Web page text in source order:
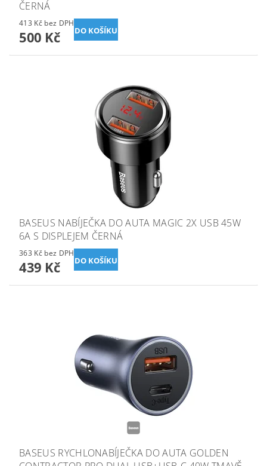
ČERNÁ
413 Kč bez DPH
500 Kč
BASEUS NABÍJEČKA DO AUTA MAGIC 2X USB 45W
6A S DISPLEJEM ČERNÁ
363 Kč bez DPH
439 Kč
BASEUS RYCHLONABÍJEČKA DO AUTA GOLDEN